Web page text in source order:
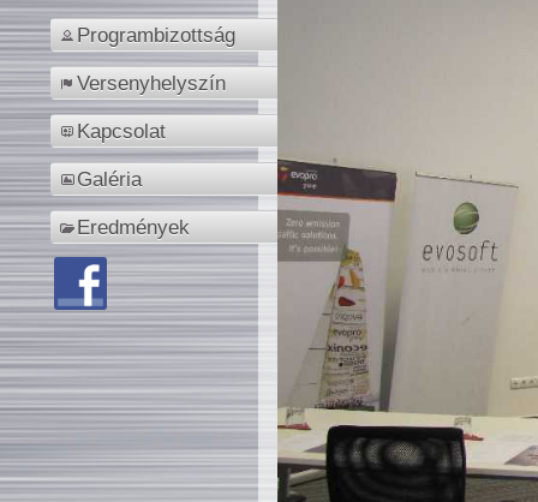
Programbizottság
Versenyhelyszín
Kapcsolat
Galéria
Eredmények